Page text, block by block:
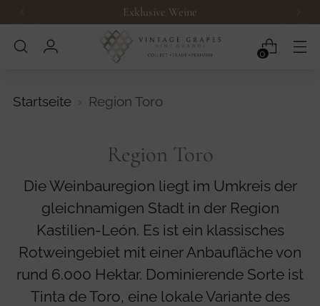
Exklusive Weine
0
Startseite Region Toro
Region Toro
Die Weinbauregion liegt im Umkreis der
gleichnamigen Stadt in der Region
Kastilien-León. Es ist ein klassisches
Rotweingebiet mit einer Anbaufläche von
rund 6.000 Hektar. Dominierende Sorte ist
Tinta de Toro, eine lokale Variante des